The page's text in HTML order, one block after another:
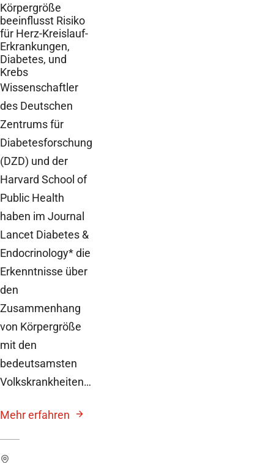
Körpergröße
beeinflusst Risiko
für Herz-Kreislauf-
Erkrankungen,
Diabetes, und
Krebs
Wissenschaftler
des Deutschen
Zentrums für
Diabetesforschung
(DZD) und der
Harvard School of
Public Health
haben im Journal
Lancet Diabetes &
Endocrinology* die
Erkenntnisse über
den
Zusammenhang
von Körpergröße
mit den
bedeutsamsten
Volkskrankheiten…
Mehr erfahren